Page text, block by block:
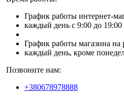
График работы интернет-
каждый день с 9:00 до 19:00
График работы магазина на
каждый день, кроме
Позвоните нам:
+380678978888